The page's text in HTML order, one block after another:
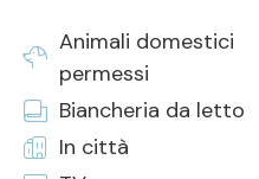
Animali domestici
permessi
Biancheria da letto
In città